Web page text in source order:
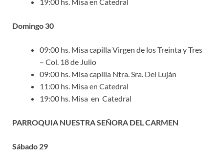
Domingo 30
09:00 hs. Misa capilla Virgen de los Treinta y Tres
– Col. 18 de Julio
09:00 hs. Misa capilla Ntra. Sra. Del Luján
11:00 hs. Misa en Catedral
19:00 hs. Misa en Catedral
PARROQUIA NUESTRA SEÑORA DEL CARMEN
Sábado 29